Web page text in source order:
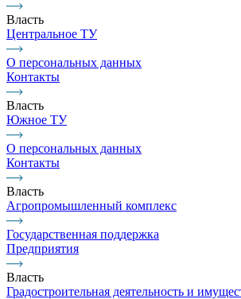
Власть
Центральное ТУ
О персональных данных
Контакты
Власть
Южное ТУ
О персональных данных
Контакты
Власть
Агропромышленный комплекс
Государственная поддержка
Предприятия
Власть
Градостроительная деятельность и